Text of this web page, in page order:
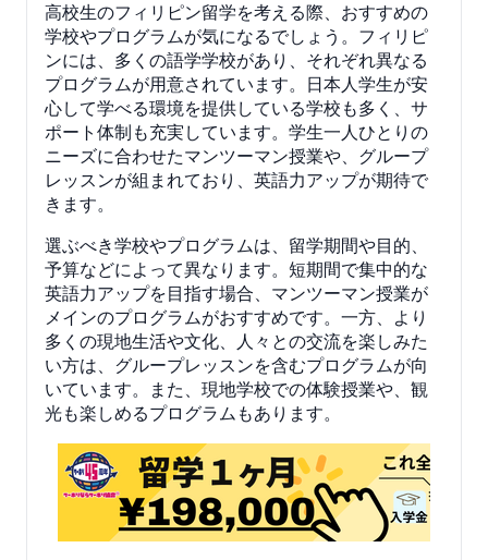
高校生のフィリピン留学を考える際、おすすめの
学校やプログラムが気になるでしょう。フィリピ
ンには、多くの語学学校があり、それぞれ異なる
プログラムが用意されています。日本人学生が安
心して学べる環境を提供している学校も多く、サ
ポート体制も充実しています。学生一人ひとりの
ニーズに合わせたマンツーマン授業や、グループ
レッスンが組まれており、英語力アップが期待で
きます。
選ぶべき学校やプログラムは、留学期間や目的、
予算などによって異なります。短期間で集中的な
英語力アップを目指す場合、マンツーマン授業が
メインのプログラムがおすすめです。一方、より
多くの現地生活や文化、人々との交流を楽しみた
い方は、グループレッスンを含むプログラムが向
いています。また、現地学校での体験授業や、観
光も楽しめるプログラムもあります。